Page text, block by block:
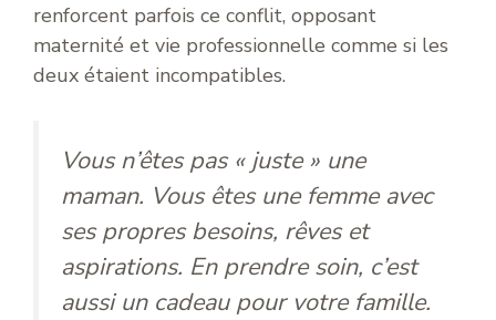
renforcent parfois ce conflit, opposant
maternité et vie professionnelle comme si les
deux étaient incompatibles.
Vous n’êtes pas « juste » une
maman. Vous êtes une femme avec
ses propres besoins, rêves et
aspirations. En prendre soin, c’est
aussi un cadeau pour votre famille.